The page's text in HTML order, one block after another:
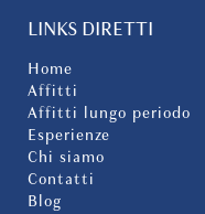
LINKS DIRETTI
Home
Affitti
Affitti lungo periodo
Esperienze
Chi siamo
Contatti
Blog